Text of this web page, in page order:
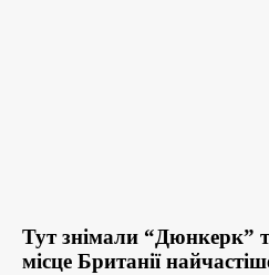
Тут знімали “Дюнкерк”
місце Британії